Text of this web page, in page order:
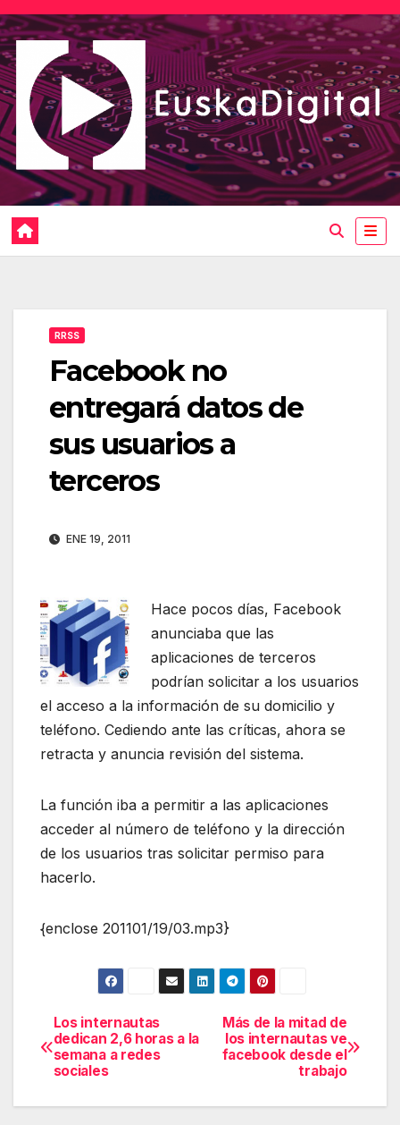
Saltar
al
contenido
RRSS
Facebook no
entregará datos de
sus usuarios a
terceros
ENE 19, 2011
Hace pocos días, Facebook
anunciaba que las
aplicaciones de terceros
podrían solicitar a los usuarios
el acceso a la información de su domicilio y
teléfono. Cediendo ante las críticas, ahora se
retracta y anuncia revisión del sistema.
La función iba a permitir a las aplicaciones
acceder al número de teléfono y la dirección
de los usuarios tras solicitar permiso para
hacerlo.
{enclose 201101/19/03.mp3}
Navegación
de
entradas
Más de la mitad de
los internautas ve
facebook desde el
trabajo
Los internautas
dedican 2,6 horas a la
semana a redes
sociales